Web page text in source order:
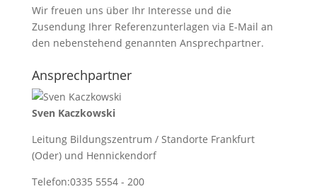
Wir freuen uns über Ihr Interesse und die
Zusendung Ihrer Referenzunterlagen via E-Mail an
den nebenstehend genannten Ansprechpartner.
Ansprechpartner
Sven Kaczkowski
Leitung Bildungszentrum / Standorte Frankfurt
(Oder) und Hennickendorf
Telefon:0335 5554 - 200